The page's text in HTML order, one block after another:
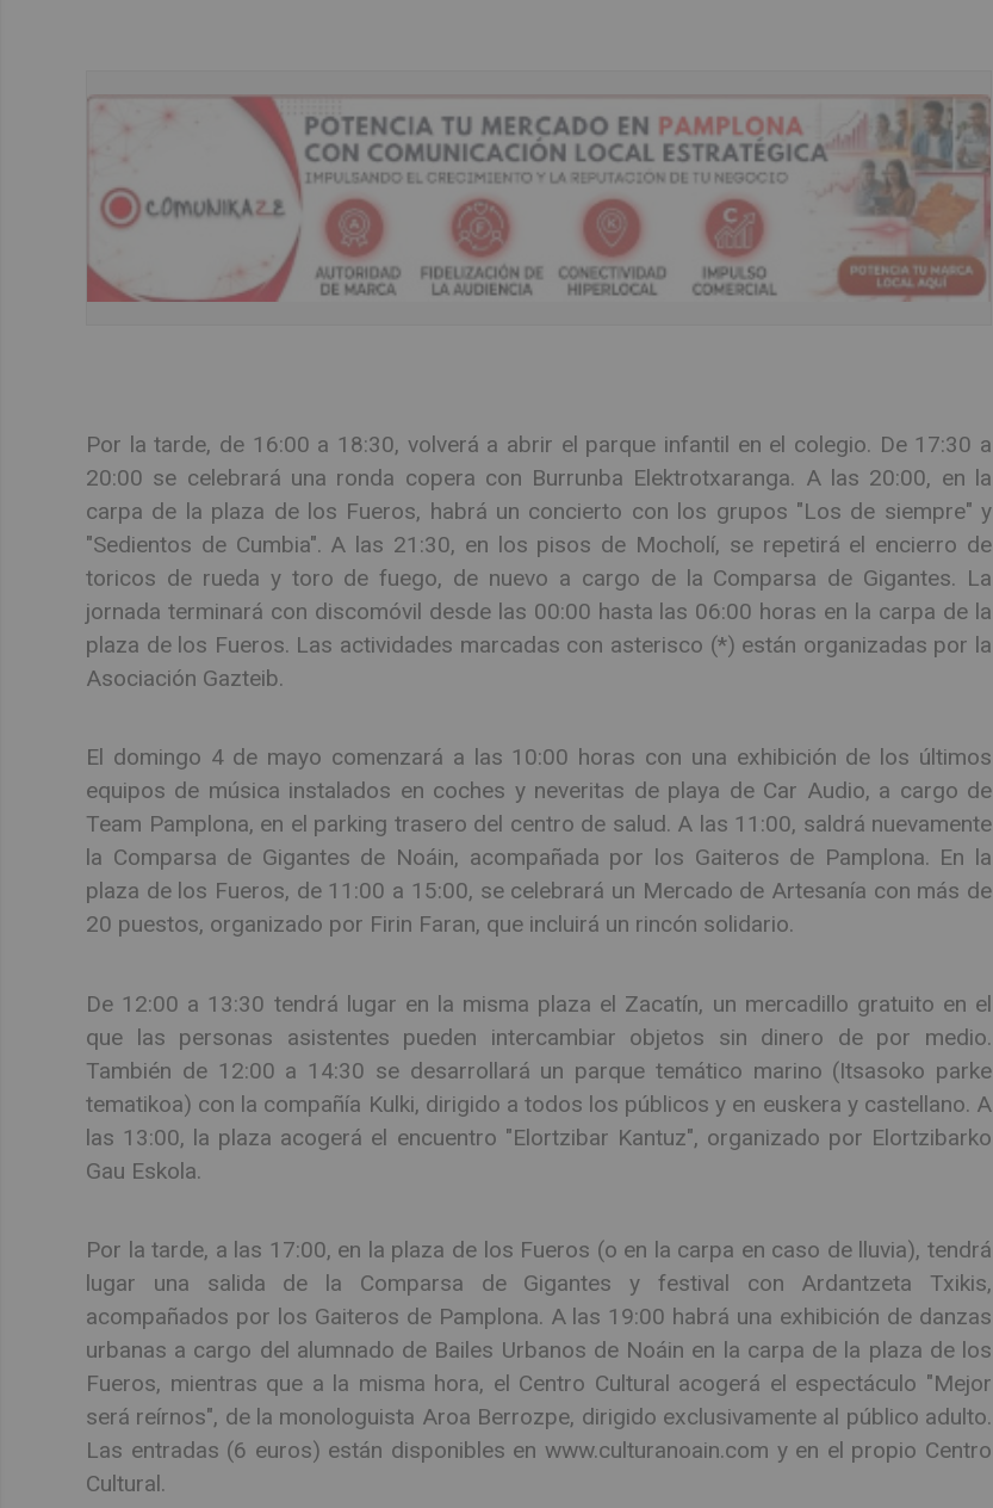
Por la tarde, de 16:00 a 18:30, volverá a abrir el parque infantil en el colegio. De 17:30 a
20:00 se celebrará una ronda copera con Burrunba Elektrotxaranga. A las 20:00, en la
carpa de la plaza de los Fueros, habrá un concierto con los grupos "Los de siempre" y
"Sedientos de Cumbia". A las 21:30, en los pisos de Mocholí, se repetirá el encierro de
toricos de rueda y toro de fuego, de nuevo a cargo de la Comparsa de Gigantes. La
jornada terminará con discomóvil desde las 00:00 hasta las 06:00 horas en la carpa de la
plaza de los Fueros. Las actividades marcadas con asterisco (*) están organizadas por la
Asociación Gazteib.
El domingo 4 de mayo comenzará a las 10:00 horas con una exhibición de los últimos
equipos de música instalados en coches y neveritas de playa de Car Audio, a cargo de
Team Pamplona, en el parking trasero del centro de salud. A las 11:00, saldrá nuevamente
la Comparsa de Gigantes de Noáin, acompañada por los Gaiteros de Pamplona. En la
plaza de los Fueros, de 11:00 a 15:00, se celebrará un Mercado de Artesanía con más de
20 puestos, organizado por Firin Faran, que incluirá un rincón solidario.
De 12:00 a 13:30 tendrá lugar en la misma plaza el Zacatín, un mercadillo gratuito en el
que las personas asistentes pueden intercambiar objetos sin dinero de por medio.
También de 12:00 a 14:30 se desarrollará un parque temático marino (Itsasoko parke
tematikoa) con la compañía Kulki, dirigido a todos los públicos y en euskera y castellano. A
las 13:00, la plaza acogerá el encuentro "Elortzibar Kantuz", organizado por Elortzibarko
Gau Eskola.
Por la tarde, a las 17:00, en la plaza de los Fueros (o en la carpa en caso de lluvia), tendrá
lugar una salida de la Comparsa de Gigantes y festival con Ardantzeta Txikis,
acompañados por los Gaiteros de Pamplona. A las 19:00 habrá una exhibición de danzas
urbanas a cargo del alumnado de Bailes Urbanos de Noáin en la carpa de la plaza de los
Fueros, mientras que a la misma hora, el Centro Cultural acogerá el espectáculo "Mejor
será reírnos", de la monologuista Aroa Berrozpe, dirigido exclusivamente al público adulto.
Las entradas (6 euros) están disponibles en www.culturanoain.com y en el propio Centro
Cultural.